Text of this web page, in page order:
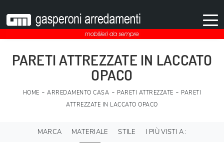
PARETI ATTREZZATE IN LACCATO
OPACO
HOME -ARREDAMENTO CASA - PARETI ATTREZZATE - PARETI
ATTREZZATE IN LACCATO OPACO
MARCA MATERIALE STILE I PIÙ VISTI A :